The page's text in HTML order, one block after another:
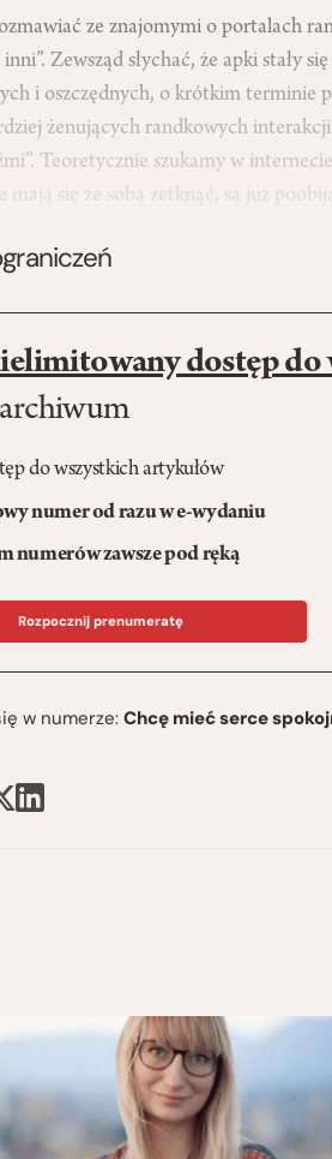
ze znajomymi o portalach
Zewsząd słychać, że apki stały
i oszczędnych, o krótkim terminie
żenujących randkowych
Teoretycznie szukamy w
mają się ze sobą zetknąć, są już
dostęp do
do wszystkich artykułów
numer od razu w e-wydaniu
numerów zawsze pod ręką
Rozpocznij prenumeratę
w numerze:Chcę mieć serce